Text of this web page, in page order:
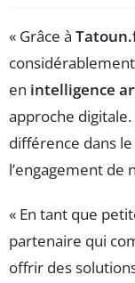
« Grâce à
en intelligence
approche
différence dans
l’engagement de
« En tant que
partenaire qui
offrir des